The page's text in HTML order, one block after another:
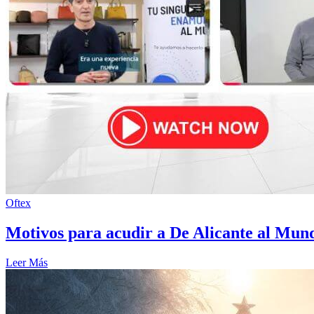
Oftex
Motivos para acudir a De Alicante al
Leer Más